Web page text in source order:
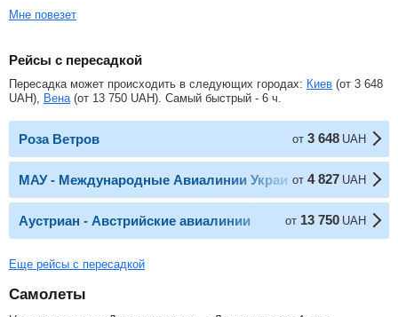
Мне повезет
Рейсы с пересадкой
Пересадка может происходить в следующих городах: Киев (от 3 648
UAH), Вена (от 13 750 UAH). Самый быстрый - 6 ч.
Роза Ветров от 3 648 UAH
МАУ - Международные Авиалинии Украины
от 4 827 UAH
Аустриан - Австрийские авиалинии от 13 750 UAH
Еще рейсы с пересадкой
Самолеты